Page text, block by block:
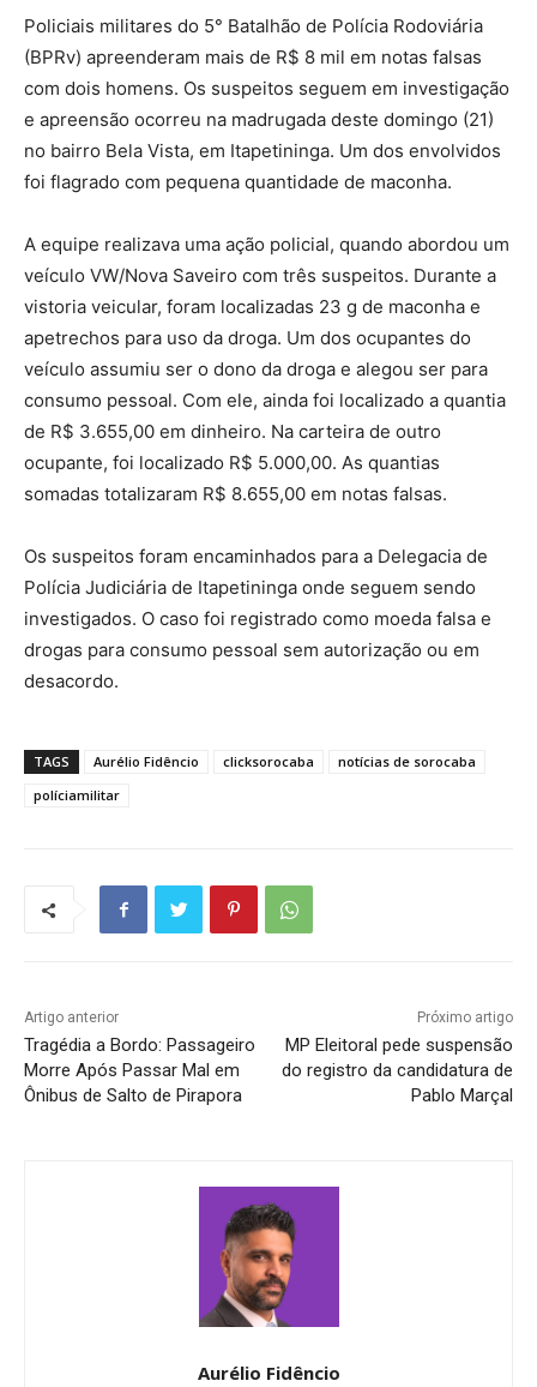
Policiais militares do 5° Batalhão de Polícia Rodoviária
(BPRv) apreenderam mais de R$ 8 mil em notas falsas
com dois homens. Os suspeitos seguem em investigação
e apreensão ocorreu na madrugada deste domingo (21)
no bairro Bela Vista, em Itapetininga. Um dos envolvidos
foi flagrado com pequena quantidade de maconha.
A equipe realizava uma ação policial, quando abordou um
veículo VW/Nova Saveiro com três suspeitos. Durante a
vistoria veicular, foram localizadas 23 g de maconha e
apetrechos para uso da droga. Um dos ocupantes do
veículo assumiu ser o dono da droga e alegou ser para
consumo pessoal. Com ele, ainda foi localizado a quantia
de R$ 3.655,00 em dinheiro. Na carteira de outro
ocupante, foi localizado R$ 5.000,00. As quantias
somadas totalizaram R$ 8.655,00 em notas falsas.
Os suspeitos foram encaminhados para a Delegacia de
Polícia Judiciária de Itapetininga onde seguem sendo
investigados. O caso foi registrado como moeda falsa e
drogas para consumo pessoal sem autorização ou em
desacordo.
TAGS Aurélio Fidêncio clicksorocaba
notícias de sorocaba
políciamilitar
Artigo anterior
Tragédia a Bordo: Passageiro
Morre Após Passar Mal em
Ônibus de Salto de Pirapora
Próximo artigo
MP Eleitoral pede suspensão
do registro da candidatura de
Pablo Marçal
Aurélio Fidêncio